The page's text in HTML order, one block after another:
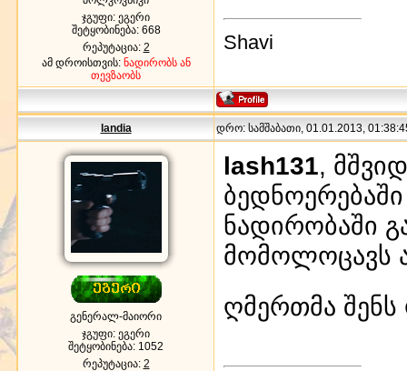
ჯგუფი: ეგერი
შეტყობინება: 668
რეპუტაცია: 2
ამ დროისთვის: ნადირობს ან
თევზაობს
Shavi
landia დრო: სამშაბათი, 01.01.2013,
გენერალ-მაიორი
ჯგუფი: ეგერი
შეტყობინება: 1052
რეპუტაცია: 2
lash131,
ნადირობაში
მომოლოცავს
ღმერთმა